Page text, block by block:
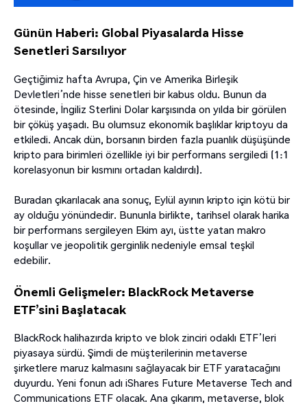
Günün Haberi: Global Piyasalarda Hisse
Senetleri Sarsılıyor
Geçtiğimiz hafta Avrupa, Çin ve Amerika Birleşik
Devletleri’nde hisse senetleri bir kabus oldu. Bunun da
ötesinde, İngiliz Sterlini Dolar karşısında on yılda bir görülen
bir çöküş yaşadı. Bu olumsuz ekonomik başlıklar kriptoyu da
etkiledi. Ancak dün, borsanın birden fazla puanlık düşüşünde
kripto para birimleri özellikle iyi bir performans sergiledi (1:1
korelasyonun bir kısmını ortadan kaldırdı).
Buradan çıkarılacak ana sonuç, Eylül ayının kripto için kötü bir
ay olduğu yönündedir. Bununla birlikte, tarihsel olarak harika
bir performans sergileyen Ekim ayı, üstte yatan makro
koşullar ve jeopolitik gerginlik nedeniyle emsal teşkil
edebilir.
Önemli Gelişmeler: BlackRock Metaverse
ETF’sini Başlatacak
BlackRock halihazırda kripto ve blok zinciri odaklı ETF’leri
piyasaya sürdü. Şimdi de müşterilerinin metaverse
şirketlere maruz kalmasını sağlayacak bir ETF yaratacağını
duyurdu. Yeni fonun adı iShares Future Metaverse Tech and
Communications ETF olacak. Ana çıkarım, metaverse, blok